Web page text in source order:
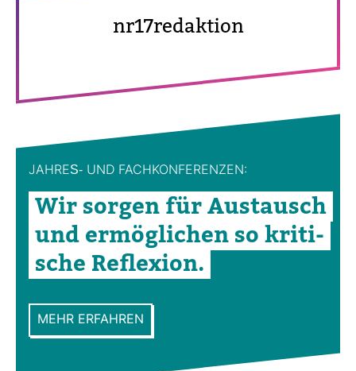
nr17redak­tion
JAHRES-​ UND FACH­KON­FE­RENZEN:
Wir sorgen für Aus­tausch
und ermög­li­chen so kri­ti­
sche Refle­xion.
MEHR ERFAHREN